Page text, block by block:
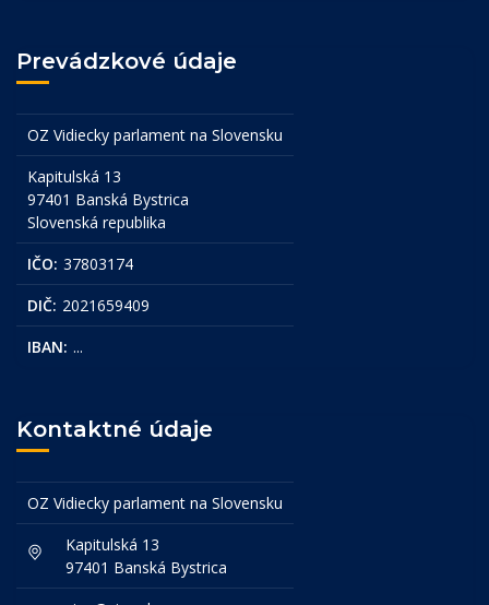
Prevádzkové údaje
OZ Vidiecky parlament na Slovensku
Kapitulská 13
97401 Banská Bystrica
Slovenská republika
IČO: 37803174
DIČ: 2021659409
IBAN: ...
Kontaktné údaje
OZ Vidiecky parlament na Slovensku
Kapitulská 13
97401 Banská Bystrica